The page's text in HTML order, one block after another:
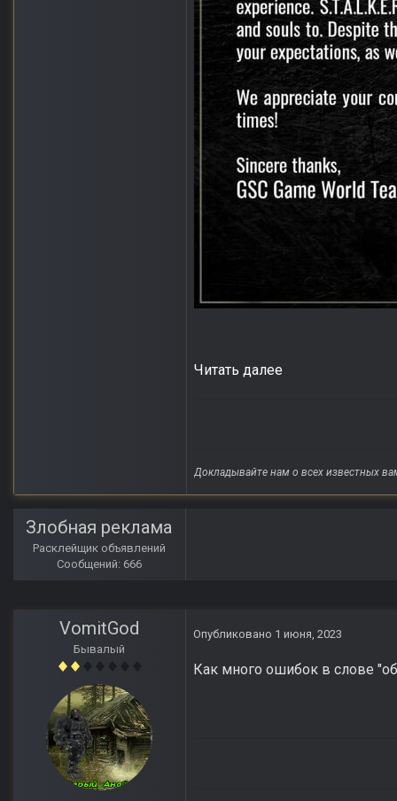
Читать далее
Докладывайте нам о всех известных
Злобная реклама
Расклейщик объявлений
Сообщений: 666
VomitGod
Бывалый
Опубликовано 1 июня, 2023
Как много ошибок в слове